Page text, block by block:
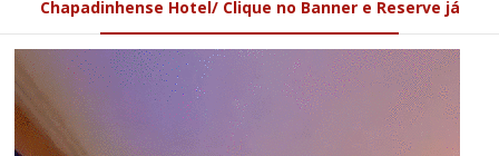
Chapadinhense Hotel/ Clique no Banner e Reserve já